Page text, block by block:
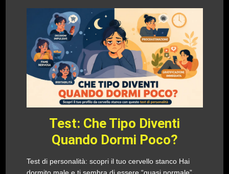
Test: Che Tipo Diventi
Quando Dormi Poco?
Test di personalità: scopri il tuo cervello stanco Hai